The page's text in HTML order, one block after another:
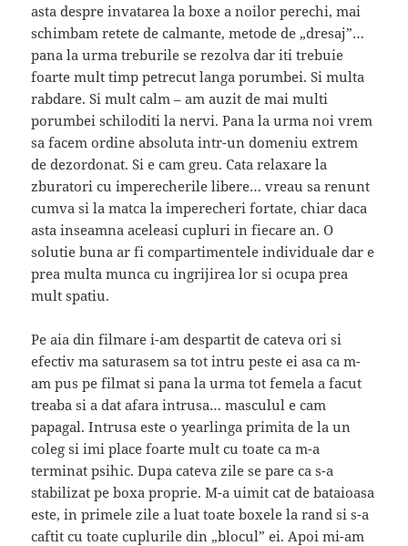
asta despre invatarea la boxe a noilor perechi, mai
schimbam retete de calmante, metode de „dresaj”…
pana la urma treburile se rezolva dar iti trebuie
foarte mult timp petrecut langa porumbei. Si multa
rabdare. Si mult calm – am auzit de mai multi
porumbei schiloditi la nervi. Pana la urma noi vrem
sa facem ordine absoluta intr-un domeniu extrem
de dezordonat. Si e cam greu. Cata relaxare la
zburatori cu imperecherile libere… vreau sa renunt
cumva si la matca la imperecheri fortate, chiar daca
asta inseamna aceleasi cupluri in fiecare an. O
solutie buna ar fi compartimentele individuale dar e
prea multa munca cu ingrijirea lor si ocupa prea
mult spatiu.
Pe aia din filmare i-am despartit de cateva ori si
efectiv ma saturasem sa tot intru peste ei asa ca m-
am pus pe filmat si pana la urma tot femela a facut
treaba si a dat afara intrusa… masculul e cam
papagal. Intrusa este o yearlinga primita de la un
coleg si imi place foarte mult cu toate ca m-a
terminat psihic. Dupa cateva zile se pare ca s-a
stabilizat pe boxa proprie. M-a uimit cat de bataioasa
este, in primele zile a luat toate boxele la rand si s-a
caftit cu toate cuplurile din „blocul” ei. Apoi mi-am